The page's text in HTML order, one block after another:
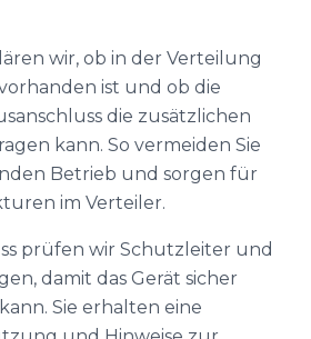
wir, ob in der Verteilung
ist und ob die
die zusätzlichen
kann. So vermeiden Sie
Betrieb und sorgen für
im Verteiler.
prüfen wir Schutzleiter und
damit das Gerät sicher
Sie erhalten eine